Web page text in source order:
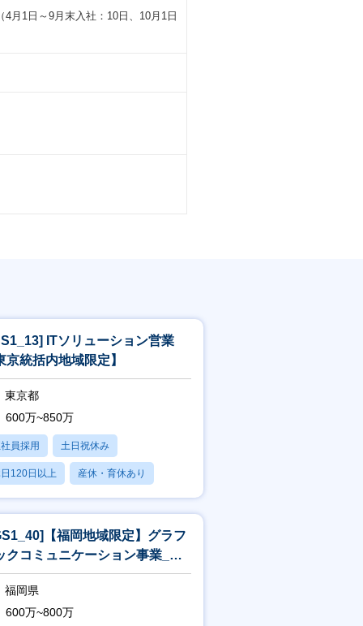
1日～9月末入社：10日、10月1日
ITソリューション営業
京統括内地域限定】
東京都
600万~850万
員採用 土日祝休み
120日以上 産休・育休あり
業20時間以内
【福岡地域限定】グラフ
クコミュニケーション事業_営
面接可]
福岡県
600万~800万